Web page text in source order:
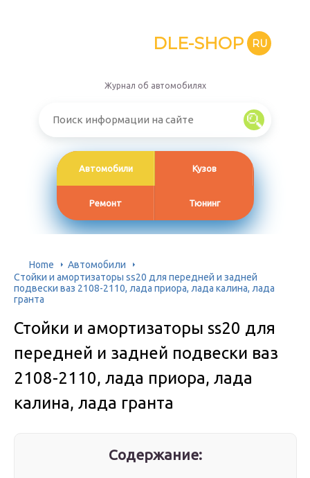
DLE-SHOP RU
Журнал об автомобилях
Автомобили Кузов
Ремонт Тюнинг
Home
Автомобили
Стойки и амортизаторы ss20 для передней и задней
подвески ваз 2108-2110, лада приора, лада калина, лада
гранта
Стойки и амортизаторы ss20 для
передней и задней подвески ваз
2108-2110, лада приора, лада
калина, лада гранта
Содержание: